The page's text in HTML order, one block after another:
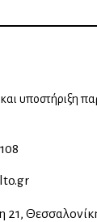
και υποστήριξη
21,